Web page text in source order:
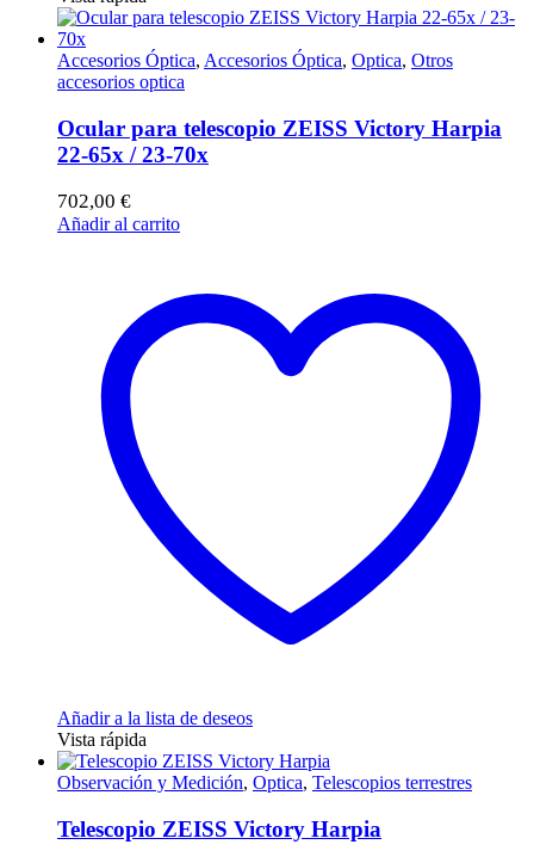
Accesorios Óptica, Accesorios Óptica, Optica, Otros
accesorios optica
Ocular para telescopio ZEISS Victory Harpia
22-65x / 23-70x
702,00 €
Añadir al carrito
Añadir a la lista de deseos
Vista rápida
Observación y Medición, Optica, Telescopios terrestres
Telescopio ZEISS Victory Harpia